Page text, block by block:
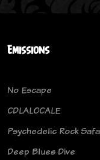
Emissions
No Escape
CDLALOCALE
Psychedelic Rock
Deep Blues Dive